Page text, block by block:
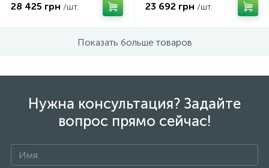
28 425 грн /шт. 23 692 грн /шт.
Показать больше товаров
Нужна консультация? Задайте
вопрос прямо сейчас!